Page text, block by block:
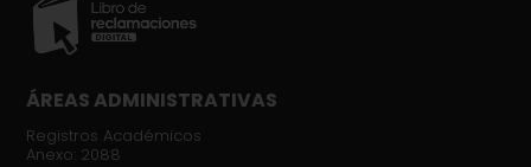
ÁREAS ADMINISTRATIVAS
Registros Académicos
Anexo: 2088